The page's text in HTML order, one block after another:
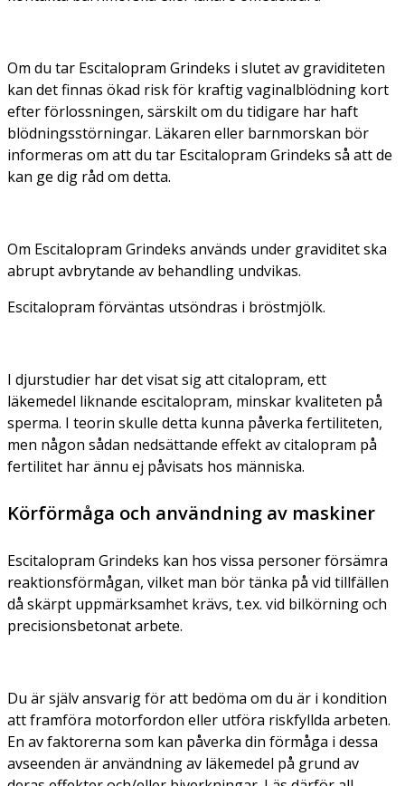
Om du tar Escitalopram Grindeks i slutet av graviditeten
kan det finnas ökad risk för kraftig vaginalblödning kort
efter förlossningen, särskilt om du tidigare har haft
blödningsstörningar. Läkaren eller barnmorskan bör
informeras om att du tar Escitalopram Grindeks så att de
kan ge dig råd om detta.
Om Escitalopram Grindeks används under graviditet ska
abrupt avbrytande av behandling undvikas.
Escitalopram förväntas utsöndras i bröstmjölk.
I djurstudier har det visat sig att citalopram, ett
läkemedel liknande escitalopram, minskar kvaliteten på
sperma. I teorin skulle detta kunna påverka fertiliteten,
men någon sådan nedsättande effekt av citalopram på
fertilitet har ännu ej påvisats hos människa.
Körförmåga och användning av maskiner
Escitalopram Grindeks kan hos vissa personer försämra
reaktionsförmågan, vilket man bör tänka på vid tillfällen
då skärpt uppmärksamhet krävs, t.ex. vid bilkörning och
precisionsbetonat arbete.
Du är själv ansvarig för att bedöma om du är i kondition
att framföra motorfordon eller utföra riskfyllda arbeten.
En av faktorerna som kan påverka din förmåga i dessa
avseenden är användning av läkemedel på grund av